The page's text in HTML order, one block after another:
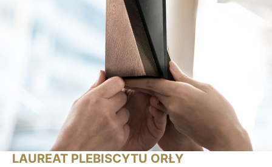
LAUREAT PLEBISCYTU ORŁY